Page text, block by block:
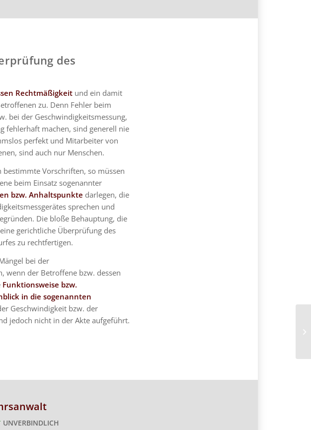
des
Rechtmäßigkeitund ein damit
zu. Denn Fehler beim
bei der Geschwindigkeitsmessung,
fehlerhaft machen, sind generell nie
perfekt und Mitarbeiter von
sind auch nur Menschen.
bestimmte Vorschriften, so müssen
beim Einsatz sogenannter
bzw. Anhaltspunkte darlegen, die
sprechen und
Die bloße Behauptung, die
gerichtliche Überprüfung des
zu rechtfertigen.
bei der
wenn der Betroffene bzw. dessen
Funktionsweise bzw.
in die sogenannten
Geschwindigkeit bzw. der
jedoch nicht in der Akte aufgeführt.
UNVERBINDLICH